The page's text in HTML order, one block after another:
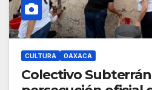
CULTURA OAXACA
Colectivo